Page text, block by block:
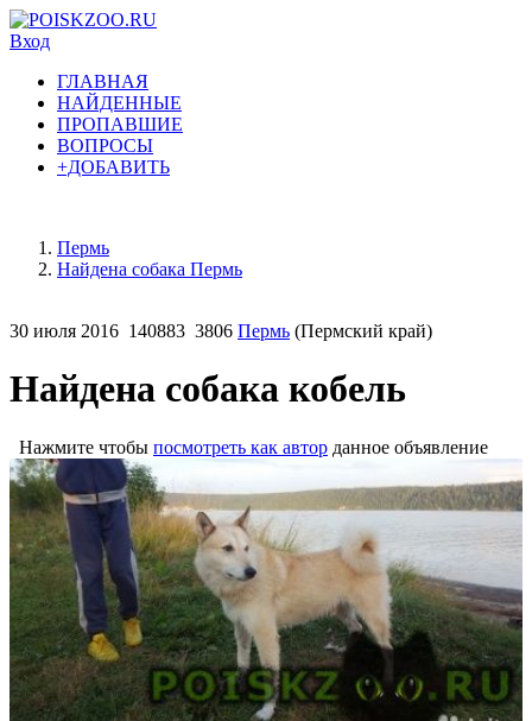
Вход
ГЛАВНАЯ
НАЙДЕННЫЕ
ПРОПАВШИЕ
ВОПРОСЫ
+ДОБАВИТЬ
Пермь
Найдена собака Пермь
30 июля 2016 140883 3806 Пермь (Пермский край)
Найдена собака кобель
Нажмите чтобы посмотреть как автор данное объявление